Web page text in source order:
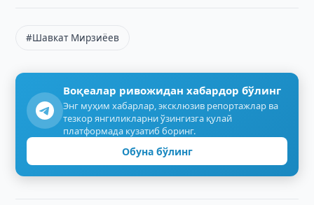
#Шавкат Мирзиёев
Воқеалар ривожидан хабардор бўлинг
Энг муҳим хабарлар, эксклюзив репортажлар ва
тезкор янгиликларни ўзингизга қулай
платформада кузатиб боринг.
Обуна бўлинг